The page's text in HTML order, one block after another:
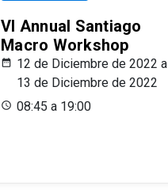
VI Annual Santiago
Macro Workshop
12 de Diciembre de 2022 a
13 de Diciembre de 2022
08:45 a 19:00